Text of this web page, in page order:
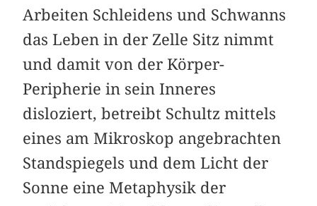
Arbeiten Schleidens und Schwanns
das Leben in der Zelle Sitz nimmt
und damit von der Körper-
Peripherie in sein Inneres
disloziert, betreibt Schultz mittels
eines am Mikroskop angebrachten
Standspiegels und dem Licht der
Sonne eine Metaphysik der